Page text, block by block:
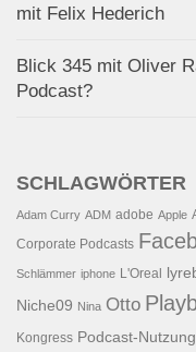
mit Felix Hederich
Blick 345 mit Oliver
Podcast?
SCHLAGWÖRTER
Adam Curry ADM adobe Apple
Corporate Podcasts
Schlämmer iphone L'Oreal
Niche09 Nina Otto
Kongress Podcast-Nutzung